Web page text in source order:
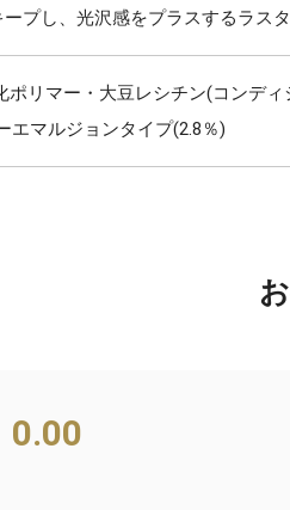
プし、光沢感をプラスするラス
リマー・大豆レシチン(コンディ
エマルジョンタイプ(2.8％)
0.00